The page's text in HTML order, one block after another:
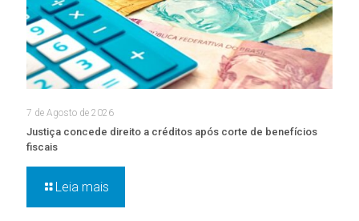
7 de Agosto de 2026
Justiça concede direito a créditos após corte de benefícios
fiscais
Leia mais